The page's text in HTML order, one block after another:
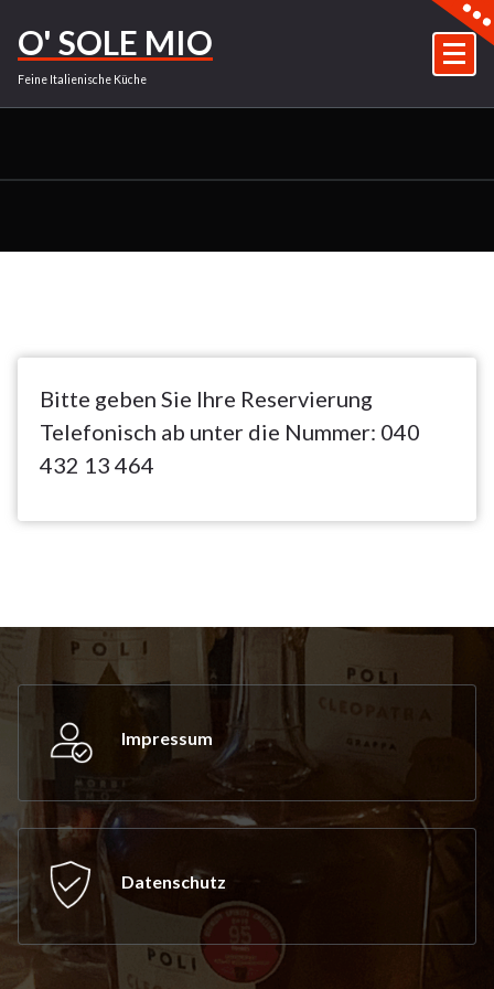
Inhalt
springen
O' SOLE MIO
Feine Italienische Küche
Bitte geben Sie Ihre Reservierung
Telefonisch ab unter die Nummer: 040
432 13 464
Impressum
Datenschutz